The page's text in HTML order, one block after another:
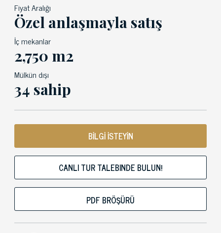
Fiyat Aralığı
Özel anlaşmayla satış
İç mekanlar
2,750 m2
Mülkün dışı
34 sahip
BİLGİ İSTEYİN
CANLI TUR TALEBINDE BULUN!
PDF BRÖŞÜRÜ